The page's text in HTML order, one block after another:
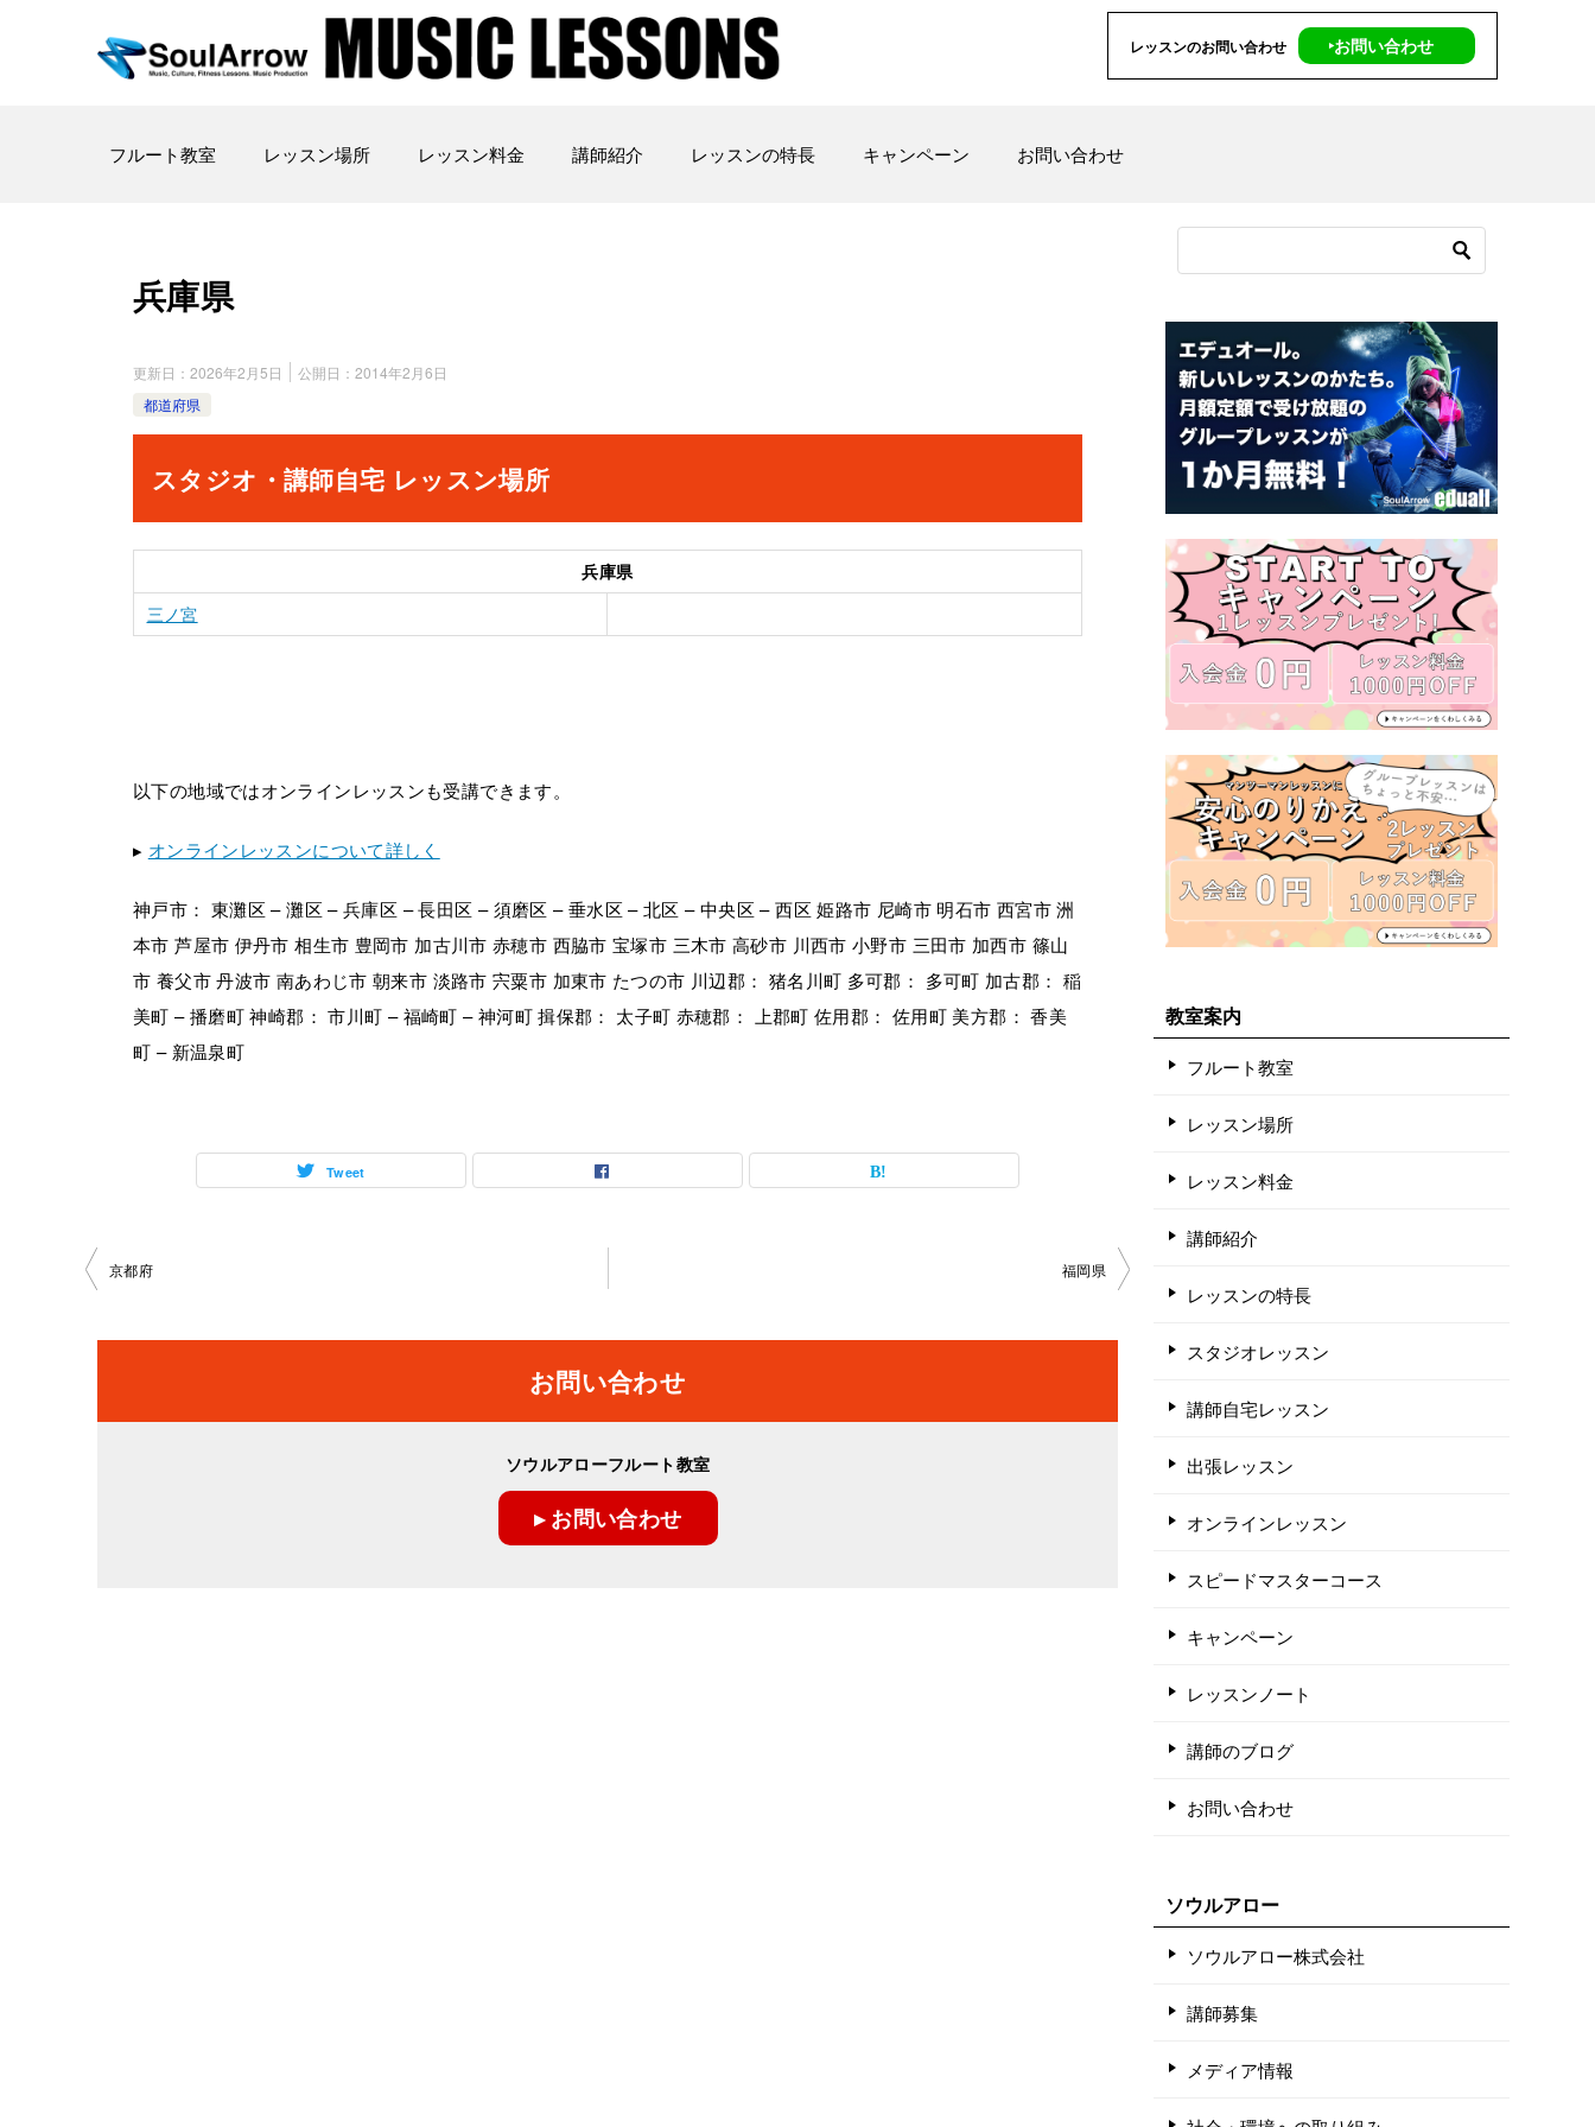
レッスンのお問い合わせ ‣お問い合わせ
フルート教室 レッスン場所 レッスン料金 講師紹介 レッスンの特長 キャンペーン お問い合わせ
兵庫県
更新日： 2026年2月5日 公開日： 2014年2月6日
都道府県
スタジオ・講師自宅 レッスン場所
兵庫県
三ノ宮
以下の地域ではオンラインレッスンも受講できます。
▸ オンラインレッスンについて詳しく
神戸市： 東灘区 – 灘区 – 兵庫区 – 長田区 – 須磨区 – 垂水区 – 北区 – 中央区 – 西区 姫路市 尼崎市 明石市 西宮市 洲
本市 芦屋市 伊丹市 相生市 豊岡市 加古川市 赤穂市 西脇市 宝塚市 三木市 高砂市 川西市 小野市 三田市 加西市 篠山
市 養父市 丹波市 南あわじ市 朝来市 淡路市 宍粟市 加東市 たつの市 川辺郡： 猪名川町 多可郡： 多可町 加古郡： 稲
美町 – 播磨町 神崎郡： 市川町 – 福崎町 – 神河町 揖保郡： 太子町 赤穂郡： 上郡町 佐用郡： 佐用町 美方郡： 香美
町 – 新温泉町
Tweet
投
ビ
京都府 福岡県
お問い合わせ
ソウルアローフルート教室
▸ お問い合わせ
教室案内
フルート教室
レッスン場所
レッスン料金
講師紹介
レッスンの特長
スタジオレッスン
講師自宅レッスン
出張レッスン
オンラインレッスン
スピードマスターコース
キャンペーン
レッスンノート
講師のブログ
お問い合わせ
ソウルアロー
ソウルアロー株式会社
講師募集
メディア情報